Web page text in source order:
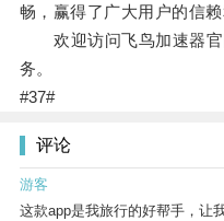
畅，赢得了广大用户的信赖
欢迎访问飞鸟加速器官
务。
#37#
评论
游客
这款app是我旅行的好帮手，让